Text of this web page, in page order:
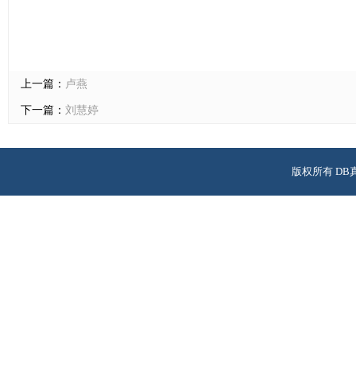
上一篇： 卢燕
下一篇： 刘慧婷
版权所有 DB